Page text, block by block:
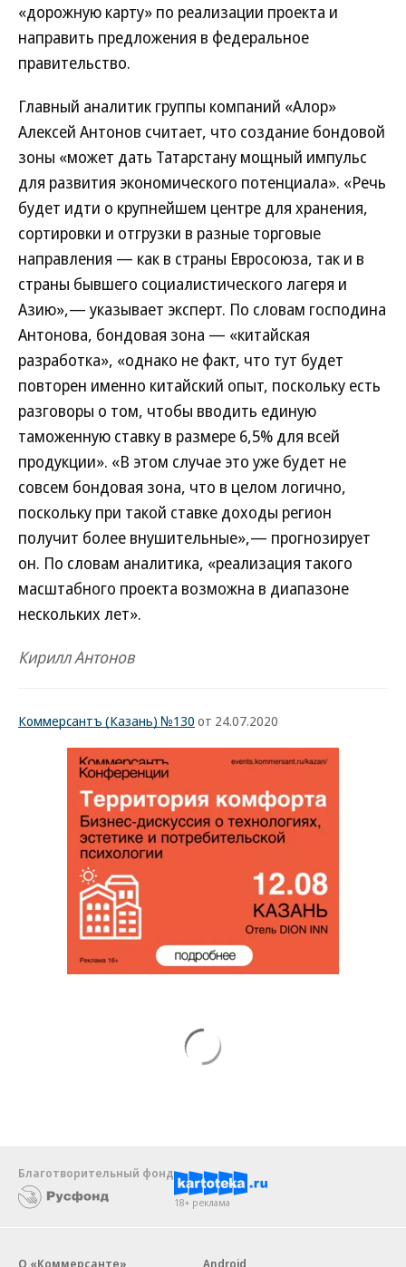
«дорожную карту» по реализации проекта и
направить предложения в федеральное
правительство.
Главный аналитик группы компаний «Алор»
Алексей Антонов считает, что создание бондовой
зоны «может дать Татарстану мощный импульс
для развития экономического потенциала». «Речь
будет идти о крупнейшем центре для хранения,
сортировки и отгрузки в разные торговые
направления — как в страны Евросоюза, так и в
страны бывшего социалистического лагеря и
Азию»,— указывает эксперт. По словам господина
Антонова, бондовая зона — «китайская
разработка», «однако не факт, что тут будет
повторен именно китайский опыт, поскольку есть
разговоры о том, чтобы вводить единую
таможенную ставку в размере 6,5% для всей
продукции». «В этом случае это уже будет не
совсем бондовая зона, что в целом логично,
поскольку при такой ставке доходы регион
получит более внушительные»,— прогнозирует
он. По словам аналитика, «реализация такого
масштабного проекта возможна в диапазоне
нескольких лет».
Кирилл Антонов
Коммерсантъ (Казань) №130 от 24.07.2020
Благотворительный фонд
18+ реклама
О «Коммерсанте»
Android